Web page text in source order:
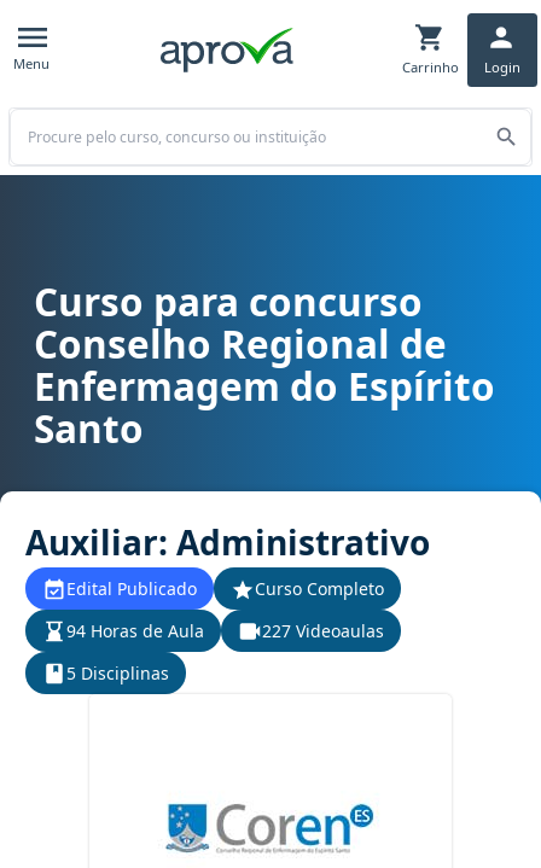
Menu Carrinho Login
Buscar
Curso para concurso COREN ES - Conselho Regional de
Curso para concurso
Conselho Regional de
Enfermagem do Espírito
Santo
Auxiliar: Administrativo
Edital Publicado
Curso Completo
94 Horas de Aula
227 Videoaulas
5 Disciplinas